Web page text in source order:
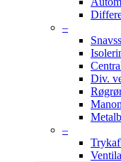
–
Div.
–